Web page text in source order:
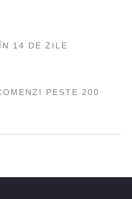
14 DE ZILE
PESTE 200